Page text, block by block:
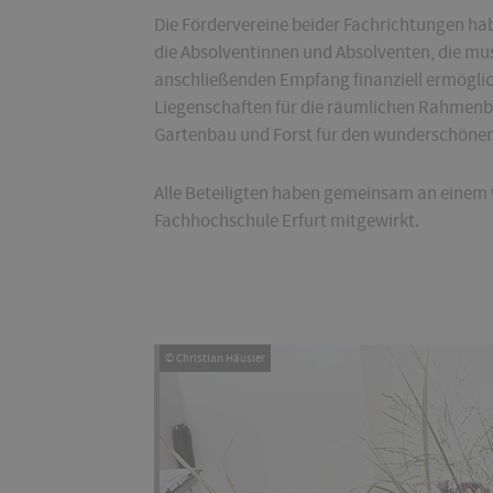
Die Fördervereine beider Fachrichtungen
die Absolventinnen und Absolventen, die
anschließenden Empfang finanziell
Liegenschaften für die räumlichen
Gartenbau und Forst für den
Alle Beteiligten haben gemeinsam an
Fachhochschule Erfurt mitgewirkt.
© Christian Häusler